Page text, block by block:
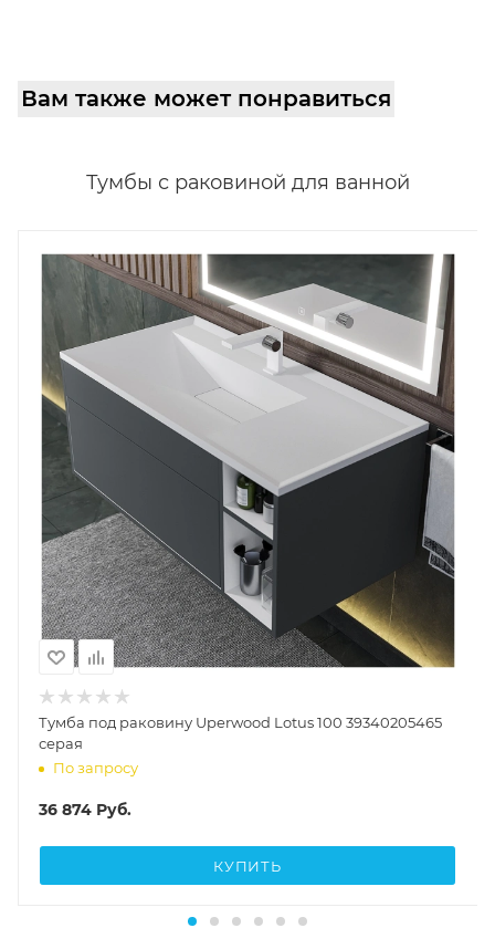
Вам также может понравиться
Тумбы с раковиной для ванной
Тумба под раковину Uperwood Lotus 100 39340205465
серая
По запросу
36 874 Руб.
КУПИТЬ